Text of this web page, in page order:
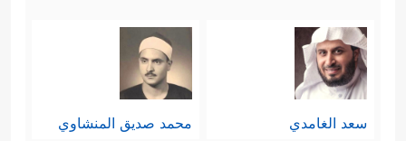
سعد الغامدي محمد صديق المنشاوي